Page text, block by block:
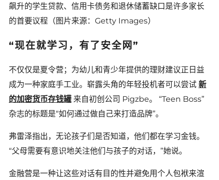
飙升的学生贷款、信用卡债务和退休储蓄缺口是许多家长
的首要议程（图片来源：Getty Images）
“现在就学习，有了安全网”
不仅仅是夏令营；为幼儿和青少年提供的理财建议正日益
成为一种家庭手工业。崭露头角的年轻投机者可以尝试 新
的加密货币存钱罐 来自初创公司 Pigzbe。 “Teen Boss”
杂志的标题是“如何通过做自己来打造品牌”。
弗雷泽指出，无论孩子们是否知道，他们都在学习金钱。
“父母需要有意识地关注他们与孩子的对话，”她说。
金融营是一种让这些对话有目的性并避免用个人包袱来渲